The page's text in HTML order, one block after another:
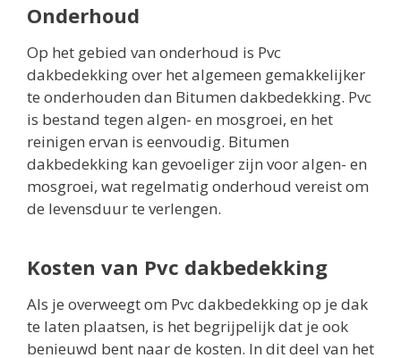
Onderhoud
Op het gebied van onderhoud is Pvc
dakbedekking over het algemeen gemakkelijker
te onderhouden dan Bitumen dakbedekking. Pvc
is bestand tegen algen- en mosgroei, en het
reinigen ervan is eenvoudig. Bitumen
dakbedekking kan gevoeliger zijn voor algen- en
mosgroei, wat regelmatig onderhoud vereist om
de levensduur te verlengen.
Kosten van Pvc dakbedekking
Als je overweegt om Pvc dakbedekking op je dak
te laten plaatsen, is het begrijpelijk dat je ook
benieuwd bent naar de kosten. In dit deel van het